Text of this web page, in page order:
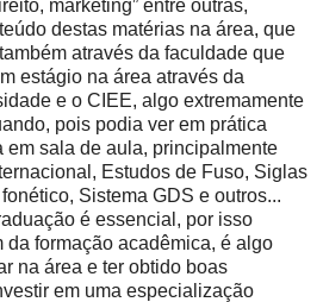
marketing” entre outras,
destas matérias na área, que
através da faculdade que
estágio na área através da
e o CIEE, algo extremamente
pois podia ver em prática
em sala de aula, principalmente
Estudos de Fuso, Siglas
Sistema GDS e outros...
é essencial, por isso
da formação acadêmica, é algo
na área e ter obtido boas
em uma especialização